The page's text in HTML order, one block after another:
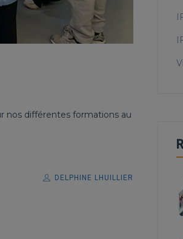
nos différentes formations au
DELPHINE LHUILLIER